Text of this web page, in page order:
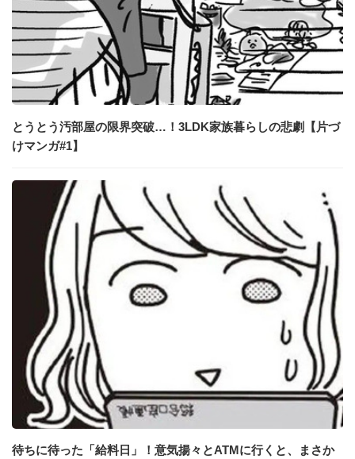
とうとう汚部屋の限界突破…！3LDK家族暮らしの悲劇【片づ
けマンガ#1】
待ちに待った「給料日」！意気揚々とATMに行くと、まさか